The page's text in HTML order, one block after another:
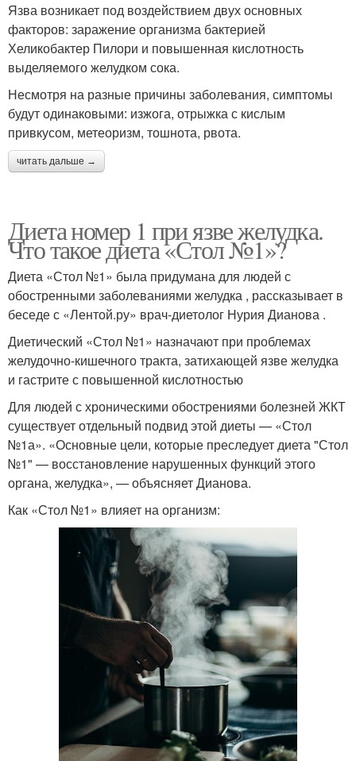
Язва возникает под воздействием двух основных
факторов: заражение организма бактерией
Хеликобактер Пилори и повышенная кислотность
выделяемого желудком сока.
Несмотря на разные причины заболевания, симптомы
будут одинаковыми: изжога, отрыжка с кислым
привкусом, метеоризм, тошнота, рвота.
читать дальше →
Диета номер 1 при язве желудка.
Что такое диета «Стол №1»?
Диета «Стол №1» была придумана для людей с
обостренными заболеваниями желудка , рассказывает в
беседе с «Лентой.ру» врач-диетолог Нурия Дианова .
Диетический «Стол №1» назначают при проблемах
желудочно-кишечного тракта, затихающей язве желудка
и гастрите с повышенной кислотностью
Для людей с хроническими обострениями болезней ЖКТ
существует отдельный подвид этой диеты — «Стол
№1а». «Основные цели, которые преследует диета "Стол
№1" — восстановление нарушенных функций этого
органа, желудка», — объясняет Дианова.
Как «Стол №1» влияет на организм: